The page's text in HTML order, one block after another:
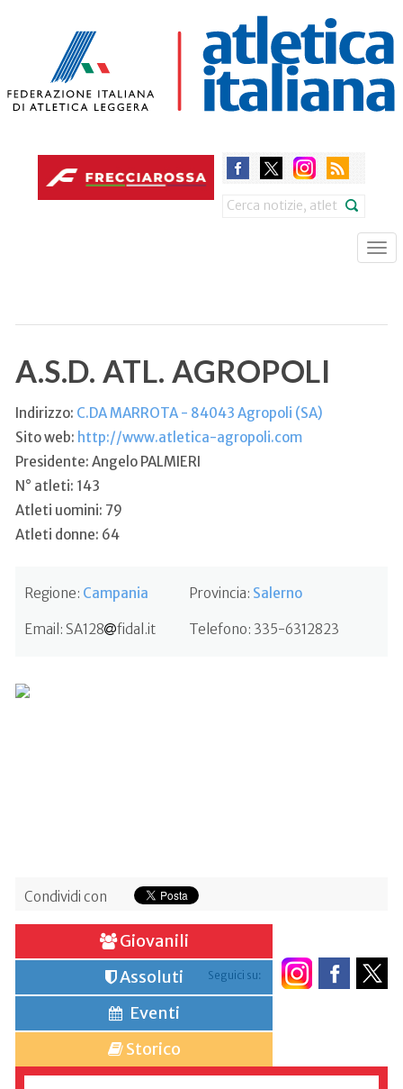
Search
A.S.D. ATL. AGROPOLI
Indirizzo: C.DA MARROTA - 84043 Agropoli (SA)
Sito web: http://www.atletica-agropoli.com
Presidente: Angelo PALMIERI
N° atleti: 143
Atleti uomini: 79
Atleti donne: 64
Regione: Campania Provincia: Salerno
Email: SA128 fidal.it Telefono: 335-6312823
Condividi con
Seguici su:
Giovanili
Assoluti
Eventi
Storico